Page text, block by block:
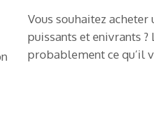
Vous souhaitez
puissants et enivrants ?
probablement ce qu’il